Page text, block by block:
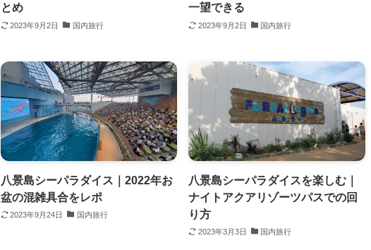
とめ
2023年9月2日 国内旅行
一望できる
2023年9月2日 国内旅行
八景島シーパラダイス｜2022年お
盆の混雑具合をレポ
2023年9月24日 国内旅行
八景島シーパラダイスを楽しむ｜
ナイトアクアリゾーツパスでの回
り方
2023年3月3日 国内旅行